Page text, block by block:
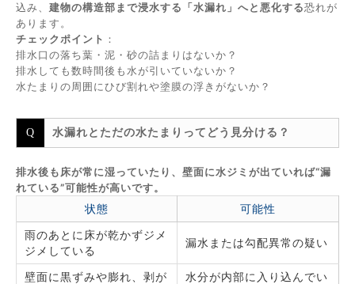
込み、 建物の構造部まで浸水する「水漏れ」へと悪化する恐れが
あります。
チェックポイント ：
排水口の落ち葉・泥・砂の詰まりはないか？
排水しても数時間後も水が引いていないか？
水たまりの周囲にひび割れや塗膜の浮きがないか？
水漏れとただの水たまりってどう見分ける？
排水後も床が常に湿っていたり、壁面に水ジミが出ていれば“漏
れている”可能性が高いです。
状態
可能性
雨のあとに床が乾かずジメ
ジメしている
漏水または勾配異常の疑い
壁面に黒ずみや膨れ、剥が
水分が内部に入り込んでい